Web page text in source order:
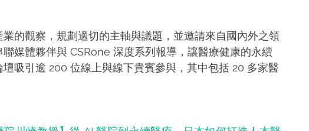
的觀察，規劃適切的主軸與議題，並邀請來自國內外之領
媒體夥伴與 CSRone 深度系列報導，讓醫療健康的永續
吸引逾 200 位線上與線下貴賓參與，其中包括 20 多家醫